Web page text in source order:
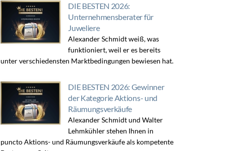
DIE BESTEN 2026:
Unternehmensberater für
Juweliere
Alexander Schmidt weiß, was
funktioniert, weil er es bereits
unter verschiedensten Marktbedingungen bewiesen hat.
DIE BESTEN 2026: Gewinner
der Kategorie Aktions- und
Räumungsverkäufe
Alexander Schmidt und Walter
Lehmkühler stehen Ihnen in
puncto Aktions- und Räumungsverkäufe als kompetente